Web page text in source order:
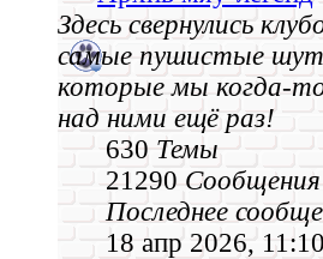
Здесь свернулись
самые пушистые
которые мы
над ними ещё раз!
630 Темы
21290 Сообщения
Последнее
18 апр 2026, 11:10